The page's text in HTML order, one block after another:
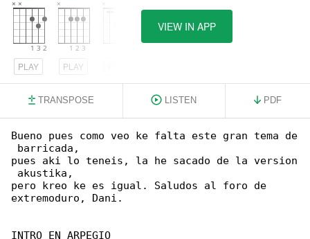
PLAY PLAY
VIEW IN APP
TRANSPOSE LISTEN PDF
Bueno pues como veo ke falta este gran tema de
barricada,
pues aki lo teneis, la he sacado de la version
akustika,
pero kreo ke es igual. Saludos al foro de
extremoduro, Dani.